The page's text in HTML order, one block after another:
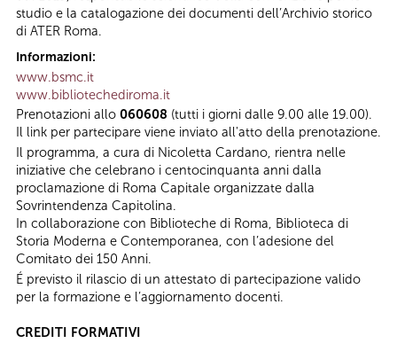
studio e la catalogazione dei documenti dell’Archivio storico
di ATER Roma.
Informazioni:
www.bsmc.it
www.bibliotechediroma.it
Prenotazioni allo 060608 (tutti i giorni dalle 9.00 alle 19.00).
Il link per partecipare viene inviato all'atto della prenotazione.
Il programma, a cura di Nicoletta Cardano, rientra nelle
iniziative che celebrano i centocinquanta anni dalla
proclamazione di Roma Capitale organizzate dalla
Sovrintendenza Capitolina.
In collaborazione con Biblioteche di Roma, Biblioteca di
Storia Moderna e Contemporanea, con l’adesione del
Comitato dei 150 Anni.
É previsto il rilascio di un attestato di partecipazione valido
per la formazione e l’aggiornamento docenti.
CREDITI FORMATIVI